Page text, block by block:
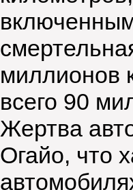
миллионов
всего 90
Жертва
Огайо, что